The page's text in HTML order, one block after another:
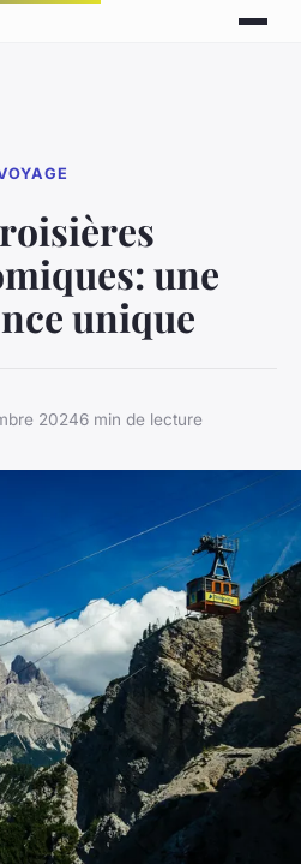
une
unique
20246 min de lecture